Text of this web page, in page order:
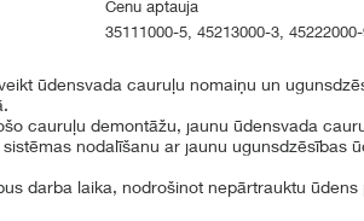
Cenu aptauja
35111000-5, 45213000-3,
ūdensvada cauruļu nomaiņu un
cauruļu demontāžu, jaunu ūdensvada
nodalīšanu ar jaunu ugunsdzēsības
darba laika, nodrošinot nepārtrauktu ūdens